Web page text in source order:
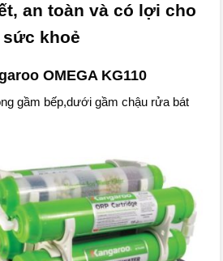
an toàn và có lợi cho
sức khoẻ
OMEGA KG110
gầm bếp,dưới gầm chậu rửa bát